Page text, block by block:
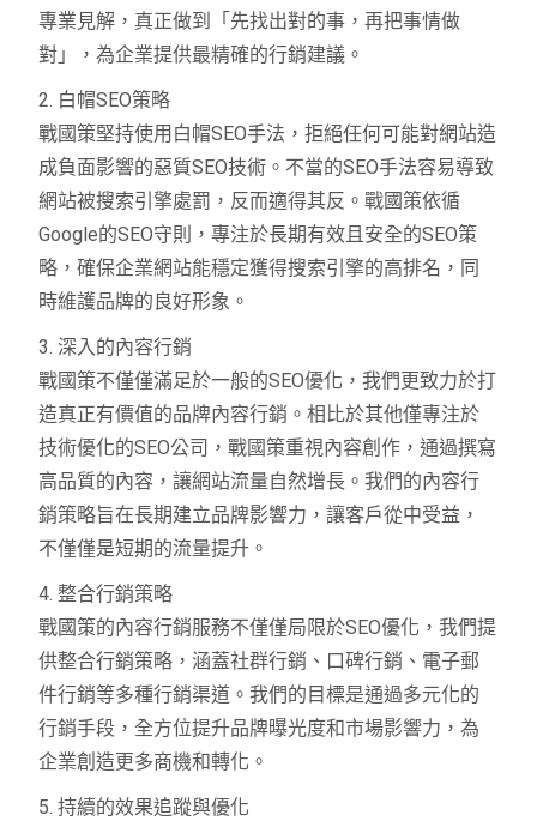
專業見解，真正做到「先找出對的事，再把事情做
對」，為企業提供最精確的行銷建議。
2. 白帽SEO策略
戰國策堅持使用白帽SEO手法，拒絕任何可能對網站造
成負面影響的惡質SEO技術。不當的SEO手法容易導致
網站被搜索引擎處罰，反而適得其反。戰國策依循
Google的SEO守則，專注於長期有效且安全的SEO策
略，確保企業網站能穩定獲得搜索引擎的高排名，同
時維護品牌的良好形象。
3. 深入的內容行銷
戰國策不僅僅滿足於一般的SEO優化，我們更致力於打
造真正有價值的品牌內容行銷。相比於其他僅專注於
技術優化的SEO公司，戰國策重視內容創作，通過撰寫
高品質的內容，讓網站流量自然增長。我們的內容行
銷策略旨在長期建立品牌影響力，讓客戶從中受益，
不僅僅是短期的流量提升。
4. 整合行銷策略
戰國策的內容行銷服務不僅僅局限於SEO優化，我們提
供整合行銷策略，涵蓋社群行銷、口碑行銷、電子郵
件行銷等多種行銷渠道。我們的目標是通過多元化的
行銷手段，全方位提升品牌曝光度和市場影響力，為
企業創造更多商機和轉化。
5. 持續的效果追蹤與優化